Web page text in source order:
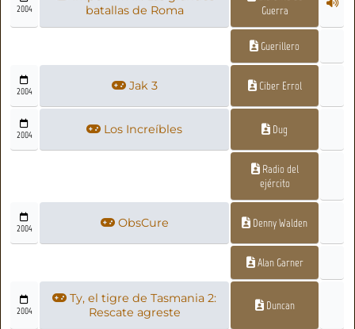
2004
batallas de Roma
Guerra
Guerillero
2004 Jak 3 Ciber Errol
2004 Los Increíbles Dug
Radio del
ejército
2004 ObsCure Denny Walden
Alan Garner
2004
Ty, el tigre de Tasmania 2:
Rescate agreste
Duncan